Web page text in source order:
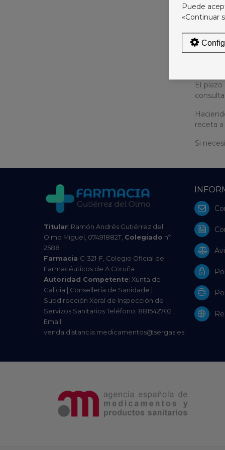
Ldo.
Coruña.
Los
cierres
El
receta
Si
Titular: Ramón Andrés Gutiérrez del
Olmo Miguel, 07491882T, Colegiado nº
2588
Farmacia C-321-F, Colegio Oficial de
Farmacéuticos de A Coruña
Autoridad Competente: Xunta de
Galicia | Consellería de Sanidade |
Subdirección Xeral de Inspección de
Servizos Sanitarios Teléfono: 881542702 |
Email:
venda.distancia.medicamentos@sergas.es
Puede
«Continuar